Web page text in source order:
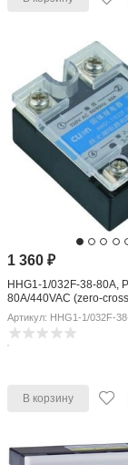
1 360₽
HHG1-1/032F-38-80A,
80A/440VAC (zero-
Артикул: HHG1-1/032F-
В корзину